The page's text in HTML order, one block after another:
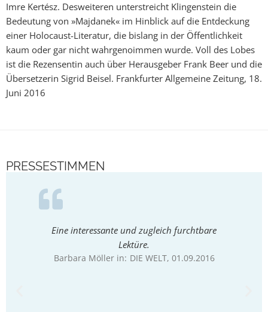
Imre Kertész. Desweiteren unterstreicht Klingenstein die
Bedeutung von »Majdanek« im Hinblick auf die Entdeckung
einer Holocaust-Literatur, die bislang in der Öffentlichkeit
kaum oder gar nicht wahrgenoimmen wurde. Voll des Lobes
ist die Rezensentin auch über Herausgeber Frank Beer und die
Übersetzerin Sigrid Beisel. Frankfurter Allgemeine Zeitung, 18.
Juni 2016
PRESSESTIMMEN
Eine interessante und zugleich furchtbare
Lektüre.
Barbara Möller in: DIE WELT, 01.09.2016